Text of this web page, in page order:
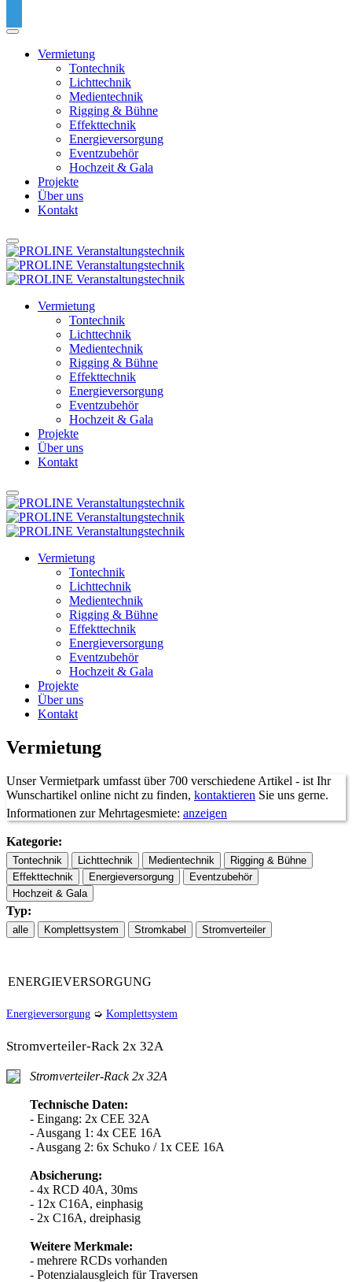
Vermietung
Tontechnik
Lichttechnik
Medientechnik
Rigging & Bühne
Effekttechnik
Energieversorgung
Eventzubehör
Hochzeit & Gala
Projekte
Über uns
Kontakt
Vermietung
Tontechnik
Lichttechnik
Medientechnik
Rigging & Bühne
Effekttechnik
Energieversorgung
Eventzubehör
Hochzeit & Gala
Projekte
Über uns
Kontakt
Vermietung
Tontechnik
Lichttechnik
Medientechnik
Rigging & Bühne
Effekttechnik
Energieversorgung
Eventzubehör
Hochzeit & Gala
Projekte
Über uns
Kontakt
Vermietung
Unser Vermietpark umfasst über 700 verschiedene Artikel - ist Ihr
Wunschartikel online nicht zu finden, kontaktieren Sie uns gerne.
Informationen zur Mehrtagesmiete: anzeigen
Faktor: 1x 1,5x 2x
Kategorie:
Typ:
ENERGIEVERSORGUNG
Energieversorgung ➭ Komplettsystem
Stromverteiler-Rack 2x 32A
Stromverteiler-Rack 2x 32A
Technische Daten:
- Eingang: 2x CEE 32A
- Ausgang 1: 4x CEE 16A
- Ausgang 2: 6x Schuko / 1x CEE 16A
Absicherung:
- 4x RCD 40A, 30ms
- 12x C16A, einphasig
- 2x C16A, dreiphasig
Weitere Merkmale:
- mehrere RCDs vorhanden
- Potenzialausgleich für Traversen